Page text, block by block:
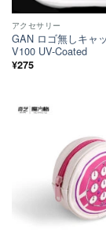
アクセサリー
GAN ロゴ無しキャ
V100 UV-Coated
¥275